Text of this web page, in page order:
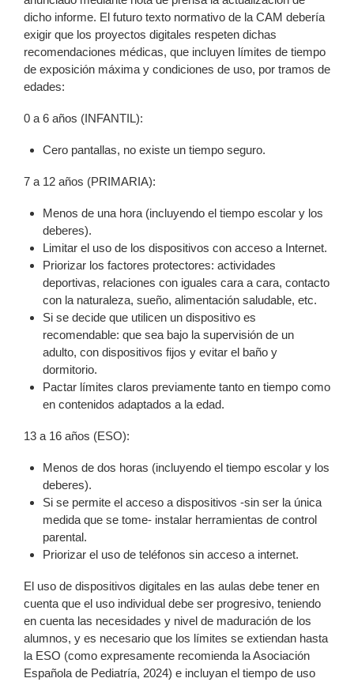
dicho informe. El futuro texto normativo de la CAM debería
exigir que los proyectos digitales respeten dichas
recomendaciones médicas, que incluyen límites de tiempo
de exposición máxima y condiciones de uso, por tramos de
edades:
0 a 6 años (INFANTIL):
Cero pantallas, no existe un tiempo seguro.
7 a 12 años (PRIMARIA):
Menos de una hora (incluyendo el tiempo escolar y los
deberes).
Limitar el uso de los dispositivos con acceso a Internet.
Priorizar los factores protectores: actividades
deportivas, relaciones con iguales cara a cara, contacto
con la naturaleza, sueño, alimentación saludable, etc.
Si se decide que utilicen un dispositivo es
recomendable: que sea bajo la supervisión de un
adulto, con dispositivos fijos y evitar el baño y
dormitorio.
Pactar límites claros previamente tanto en tiempo como
en contenidos adaptados a la edad.
13 a 16 años (ESO):
Menos de dos horas (incluyendo el tiempo escolar y los
deberes).
Si se permite el acceso a dispositivos -sin ser la única
medida que se tome- instalar herramientas de control
parental.
Priorizar el uso de teléfonos sin acceso a internet.
El uso de dispositivos digitales en las aulas debe tener en
cuenta que el uso individual debe ser progresivo, teniendo
en cuenta las necesidades y nivel de maduración de los
alumnos, y es necesario que los límites se extiendan hasta
la ESO (como expresamente recomienda la Asociación
Española de Pediatría, 2024) e incluyan el tiempo de uso